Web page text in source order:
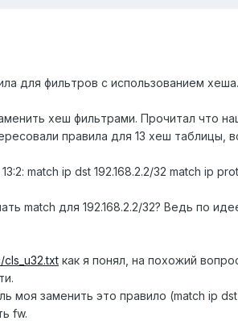
для фильтров с использованием
хеш фильтрами. Прочитал что
правила для 13 хеш таблицы,
match ip dst 192.168.2.2/32 match ip
match для 192.168.2.2/32? Ведь по
как я понял, на похожий
моя заменить это правило (match ip
fw.